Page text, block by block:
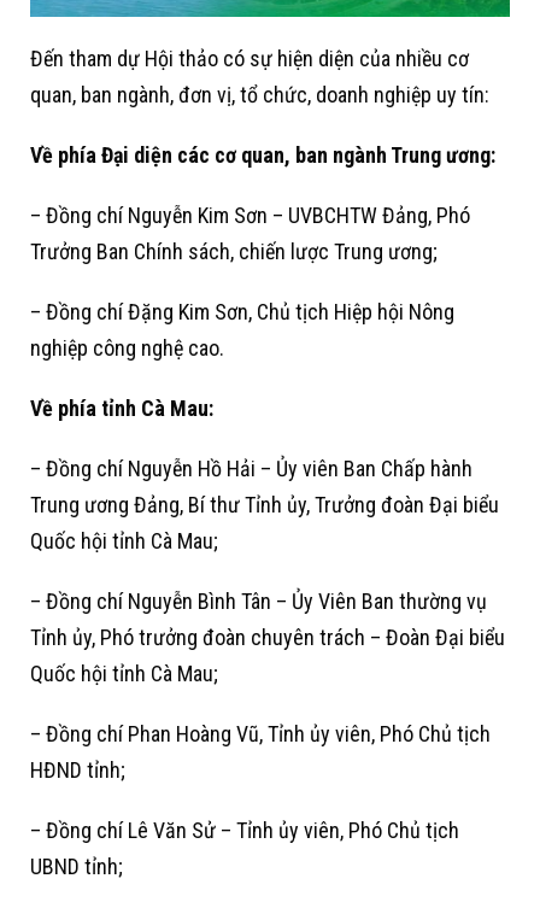
Đến tham dự Hội thảo có sự hiện diện của nhiều cơ
quan, ban ngành, đơn vị, tổ chức, doanh nghiệp uy tín:
Về phía Đại diện các cơ quan, ban ngành Trung ương:
– Đồng chí Nguyễn Kim Sơn – UVBCHTW Đảng, Phó
Trưởng Ban Chính sách, chiến lược Trung ương;
– Đồng chí Đặng Kim Sơn, Chủ tịch Hiệp hội Nông
nghiệp công nghệ cao.
Về phía tỉnh Cà Mau:
– Đồng chí Nguyễn Hồ Hải – Ủy viên Ban Chấp hành
Trung ương Đảng, Bí thư Tỉnh ủy, Trưởng đoàn Đại biểu
Quốc hội tỉnh Cà Mau;
– Đồng chí Nguyễn Bình Tân – Ủy Viên Ban thường vụ
Tỉnh ủy, Phó trưởng đoàn chuyên trách – Đoàn Đại biểu
Quốc hội tỉnh Cà Mau;
– Đồng chí Phan Hoàng Vũ, Tỉnh ủy viên, Phó Chủ tịch
HĐND tỉnh;
– Đồng chí Lê Văn Sử – Tỉnh ủy viên, Phó Chủ tịch
UBND tỉnh;